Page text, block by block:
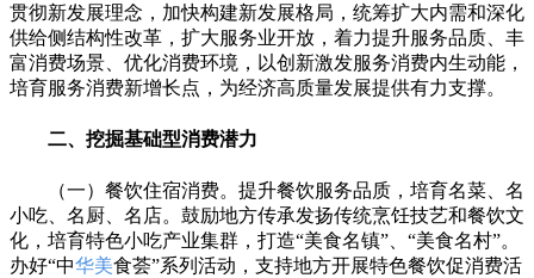
贯彻新发展理念，加快构建新发展格局，统筹扩大内需和深化
供给侧结构性改革，扩大服务业开放，着力提升服务品质、丰
富消费场景、优化消费环境，以创新激发服务消费内生动能，
培育服务消费新增长点，为经济高质量发展提供有力支撑。
二、挖掘基础型消费潜力
（一）餐饮住宿消费。提升餐饮服务品质，培育名菜、名
小吃、名厨、名店。鼓励地方传承发扬传统烹饪技艺和餐饮文
化，培育特色小吃产业集群，打造“美食名镇”、“美食名村”。
办好“中华美食荟”系列活动，支持地方开展特色餐饮促消费活